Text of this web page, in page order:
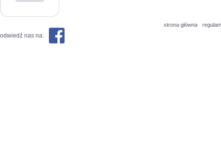
strona główna
odwiedź nas na: